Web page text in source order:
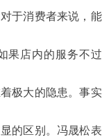
于消费者来说，能
果店内的服务不过
极大的隐患。事实
的区别。冯晟松表